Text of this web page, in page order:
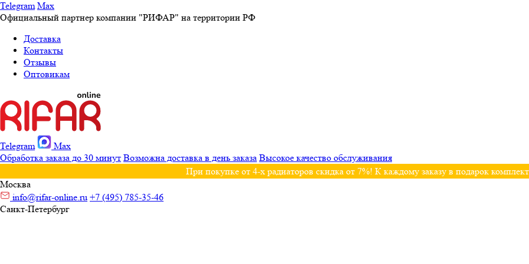
Telegram Max
Официальный партнер компании "РИФАР" на территории РФ
Доставка
Контакты
Отзывы
Оптовикам
Telegram
Max
Обработка заказа до 30 минут Возможна доставка в день заказа Высокое качество обслуживания
При покупке от 4-х радиаторов скидка от 7%! К каждому заказу в подарок
Москва
info@rifar-online.ru +7 (495) 785-35-46
Санкт-Петербург